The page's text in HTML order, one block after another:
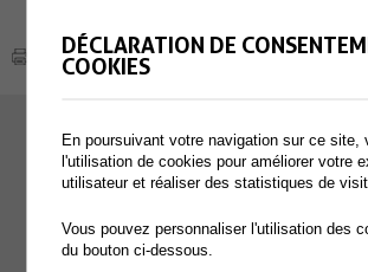
DÉCLARATION DE
COOKIES
En poursuivant votre navigation sur ce site,
l'utilisation de cookies pour améliorer votre
utilisateur et réaliser des statistiques de
Vous pouvez personnaliser l'utilisation des
du bouton ci-dessous.